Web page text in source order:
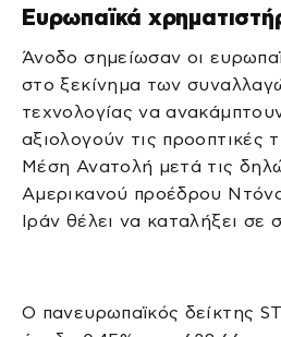
Ευρωπαϊκά
Άνοδο σημείωσαν οι
στο ξεκίνημα των
τεχνολογίας να
αξιολογούν τις προοπτικές
Μέση Ανατολή μετά τις
Αμερικανού προέδρου
Ιράν θέλει να καταλήξει σε
Ο πανευρωπαϊκός δείκτης